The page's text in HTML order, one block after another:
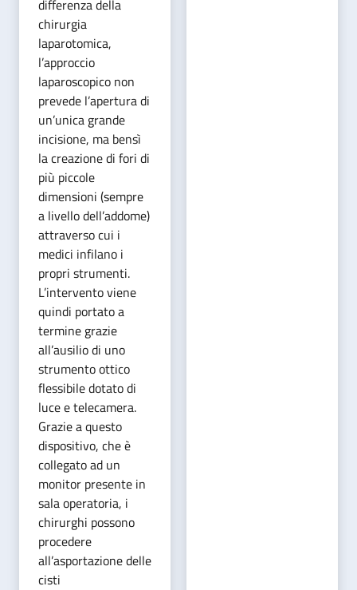
differenza della
chirurgia
laparotomica,
l’approccio
laparoscopico non
prevede l’apertura di
un’unica grande
incisione, ma bensì
la creazione di fori di
più piccole
dimensioni (sempre
a livello dell’addome)
attraverso cui i
medici infilano i
propri strumenti.
L’intervento viene
quindi portato a
termine grazie
all’ausilio di uno
strumento ottico
flessibile dotato di
luce e telecamera.
Grazie a questo
dispositivo, che è
collegato ad un
monitor presente in
sala operatoria, i
chirurghi possono
procedere
all’asportazione delle
cisti